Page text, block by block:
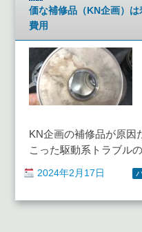
価な補修品（KN企画）
費用
KN企画の補修品が原因
こった駆動系トラブル
2024年2月17日